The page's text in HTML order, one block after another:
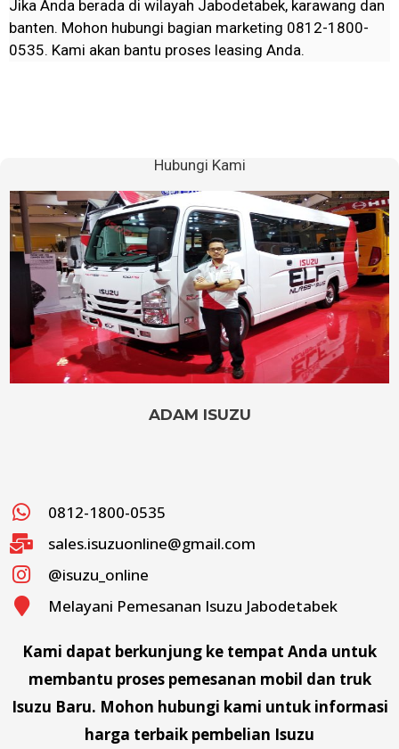
Jika Anda berada di wilayah Jabodetabek, karawang dan
banten. Mohon hubungi bagian marketing 0812-1800-
0535. Kami akan bantu proses leasing Anda.
Hubungi Kami
ADAM ISUZU
0812-1800-0535
sales.isuzuonline@gmail.com
@isuzu_online
Melayani Pemesanan Isuzu Jabodetabek
Kami dapat berkunjung ke tempat Anda untuk
membantu proses pemesanan mobil dan truk
Isuzu Baru. Mohon hubungi kami untuk informasi
harga terbaik pembelian Isuzu